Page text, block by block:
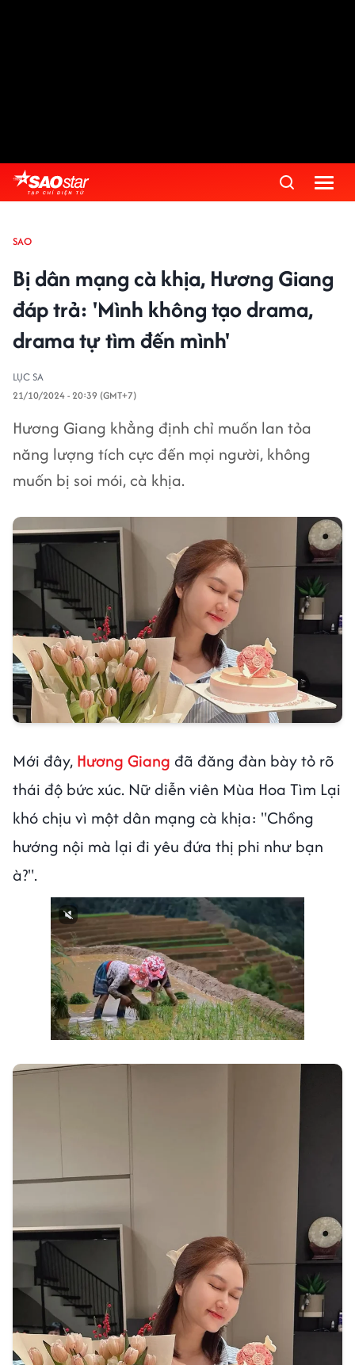
SAO
Bị dân mạng cà khịa, Hương Giang
đáp trả: 'Mình không tạo drama,
drama tự tìm đến mình'
LỤC SA
21/10/2024 - 20:39 (GMT+7)
Hương Giang khẳng định chỉ muốn lan tỏa
năng lượng tích cực đến mọi người, không
muốn bị soi mói, cà khịa.
Mới đây, Hương Giang đã đăng đàn bày tỏ rõ
thái độ bức xúc. Nữ diễn viên Mùa Hoa Tìm Lại
khó chịu vì một dân mạng cà khịa: "Chồng
hướng nội mà lại đi yêu đứa thị phi như bạn
à?".